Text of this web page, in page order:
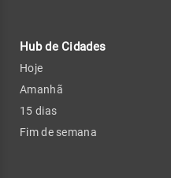
Hub de Cidades
Hoje
Amanhã
15 dias
Fim de semana